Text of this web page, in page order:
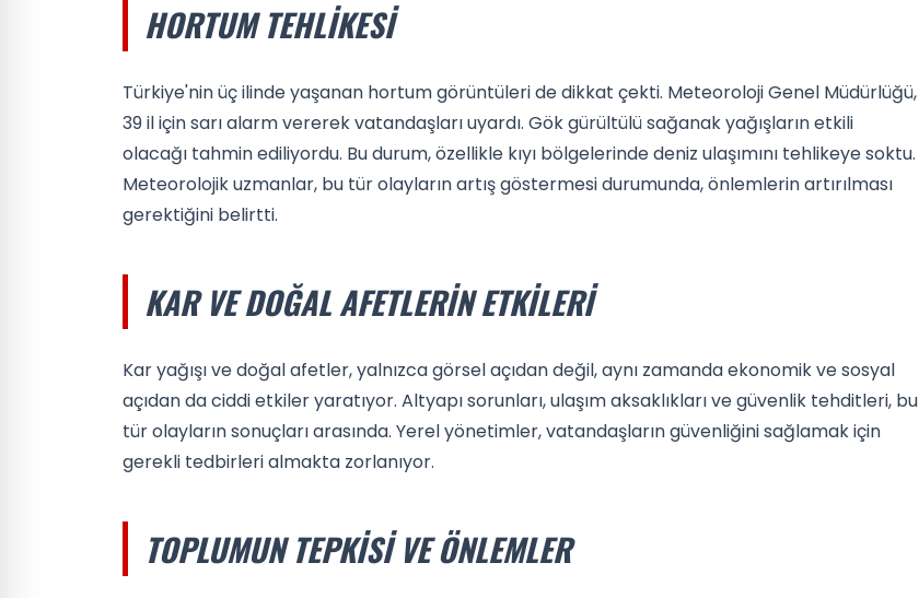
HORTUM TEHLIKESI
Türkiye'nin üç ilinde yaşanan hortum görüntüleri de dikkat çekti. Meteoroloji Genel Müdürlüğü,
39 il için sarı alarm vererek vatandaşları uyardı. Gök gürültülü sağanak yağışların etkili
olacağı tahmin ediliyordu. Bu durum, özellikle kıyı bölgelerinde deniz ulaşımını tehlikeye soktu.
Meteorolojik uzmanlar, bu tür olayların artış göstermesi durumunda, önlemlerin artırılması
gerektiğini belirtti.
KAR VE DOĞAL AFETLERIN ETKILERI
Kar yağışı ve doğal afetler, yalnızca görsel açıdan değil, aynı zamanda ekonomik ve sosyal
açıdan da ciddi etkiler yaratıyor. Altyapı sorunları, ulaşım aksaklıkları ve güvenlik tehditleri, bu
tür olayların sonuçları arasında. Yerel yönetimler, vatandaşların güvenliğini sağlamak için
gerekli tedbirleri almakta zorlanıyor.
TOPLUMUN TEPKISI VE ÖNLEMLER